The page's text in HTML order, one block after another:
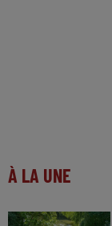
À LA UNE